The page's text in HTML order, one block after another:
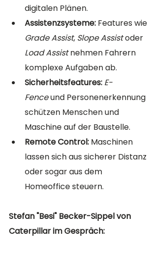
digitalen Plänen.
Assistenzsysteme: Features wie
Grade Assist, Slope Assist oder
Load Assist nehmen Fahrern
komplexe Aufgaben ab.
Sicherheitsfeatures: E-
Fence und Personenerkennung
schützen Menschen und
Maschine auf der Baustelle.
Remote Control: Maschinen
lassen sich aus sicherer Distanz
oder sogar aus dem
Homeoffice steuern.
Stefan "Besi" Becker-Sippel von
Caterpillar im Gespräch: